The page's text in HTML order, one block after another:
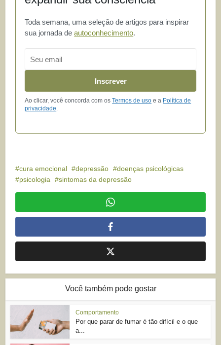
Toda semana, uma seleção de artigos para inspirar
sua jornada deautoconhecimento.
Inscrever
Ao clicar, você concorda com osTermos de uso e a Política de
privacidade.
cura emocional depressão
doenças psicológicas
psicologia
sintomas da depressão
Você também pode gostar
Comportamento
Por que parar de fumar é tão difícil e o que
a...